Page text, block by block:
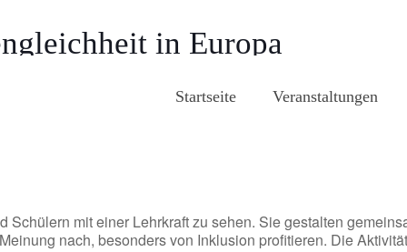
Startseite Veranstaltungen
in Europa